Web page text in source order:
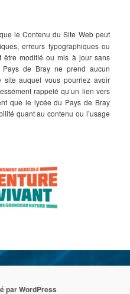
le Contenu du Site Web peut
erreurs typographiques ou
être modifié ou mis à jour sans
de Bray ne prend aucun
site auquel vous pourriez avoir
rappelé qu’un lien vers
que le lycée du Pays de Bray
quant au contenu ou l’usage
par WordPress